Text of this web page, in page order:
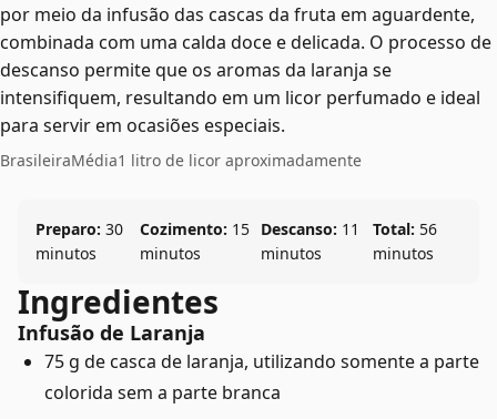
por meio da infusão das cascas da fruta em aguardente,
combinada com uma calda doce e delicada. O processo de
descanso permite que os aromas da laranja se
intensifiquem, resultando em um licor perfumado e ideal
para servir em ocasiões especiais.
BrasileiraMédia1 litro de licor aproximadamente
Preparo: 30
minutos
Cozimento: 15
minutos
Descanso: 11
minutos
Total: 56
minutos
Ingredientes
Infusão de Laranja
75 g de casca de laranja, utilizando somente a parte
colorida sem a parte branca